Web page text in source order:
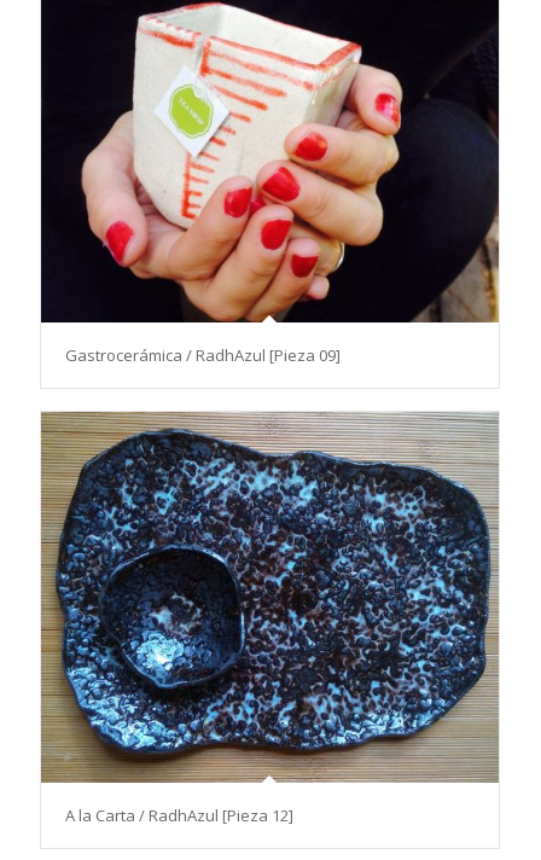
Gastrocerámica / RadhAzul [Pieza 09]
A la Carta / RadhAzul [Pieza 12]